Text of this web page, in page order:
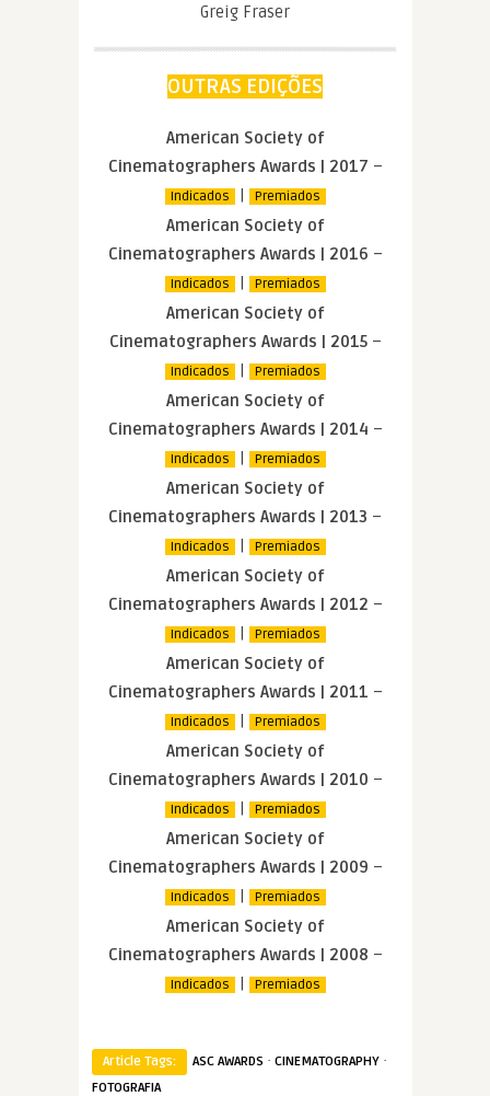
Greig Fraser
OUTRAS EDIÇÕES
American Society of
Cinematographers Awards | 2017 –
Indicados | Premiados
American Society of
Cinematographers Awards | 2016 –
Indicados | Premiados
American Society of
Cinematographers Awards | 2015–
Indicados | Premiados
American Society of
Cinematographers Awards | 2014 –
Indicados | Premiados
American Society of
Cinematographers Awards | 2013 –
Indicados | Premiados
American Society of
Cinematographers Awards | 2012 –
Indicados | Premiados
American Society of
Cinematographers Awards | 2011 –
Indicados | Premiados
American Society of
Cinematographers Awards | 2010 –
Indicados | Premiados
American Society of
Cinematographers Awards | 2009 –
Indicados | Premiados
American Society of
Cinematographers Awards | 2008 –
Indicados | Premiados
Article Tags: ASC AWARDS · CINEMATOGRAPHY ·
FOTOGRAFIA